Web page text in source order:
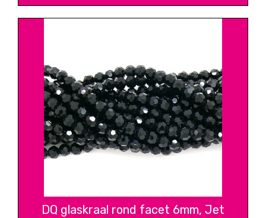
DQ glaskraal rond facet 6mm, Jet